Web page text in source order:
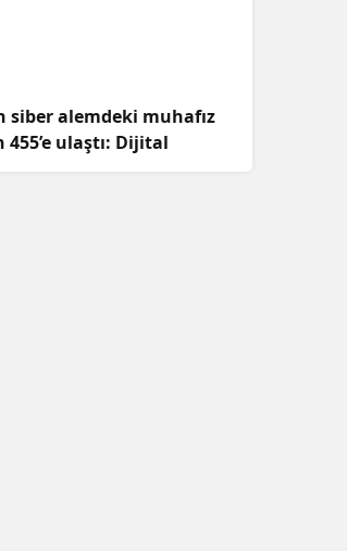
siber alemdeki muhafız
455’e ulaştı: Dijital